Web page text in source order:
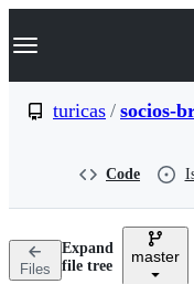
k
p
n
Navigation Menu
turicas / socios-
Code
Files
Expand
file tree
master